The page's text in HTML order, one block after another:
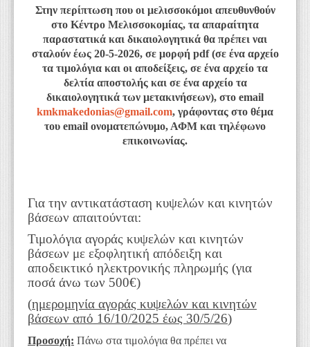
Στην περίπτωση που οι μελισσοκόμοι απευθυνθούν
στο Κέντρο Μελισσοκομίας, τα απαραίτητα
παραστατικά και δικαιολογητικά θα πρέπει ναι
σταλούν έως 20-5-2026, σε μορφή pdf(σε ένα αρχείο
τα τιμολόγια και οι αποδείξεις, σε ένα αρχείο τα
δελτία αποστολής και σε ένα αρχείο τα
δικαιολογητικά των μετακινήσεων), στο email
kmkmakedonias@gmail.com, γράφοντας στο θέμα
του email ονοματεπώνυμο, ΑΦΜ και τηλέφωνο
επικοινωνίας.
Για την αντικατάσταση κυψελών και κινητών
βάσεων απαιτούνται:
Τιμολόγια αγοράς κυψελών και κινητών
βάσεων με εξοφλητική απόδειξη και
αποδεικτικό ηλεκτρονικής πληρωμής (για
ποσά άνω των 500€)
(ημερομηνία αγοράς κυψελών και κινητών
βάσεων από 16/10/2025 έως 30/5/26)
Προσοχή: Πάνω στα τιμολόγια θα πρέπει να